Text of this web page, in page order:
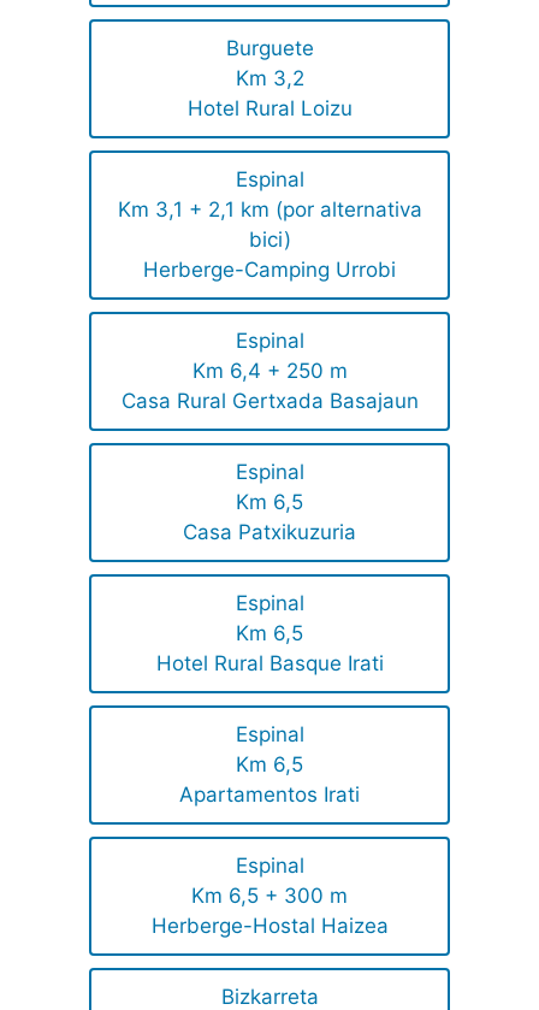
Burguete
Km 3,2
Hotel Rural Loizu
Espinal
Km 3,1 + 2,1 km (por alternativa
bici)
Herberge-Camping Urrobi
Espinal
Km 6,4 + 250 m
Casa Rural Gertxada Basajaun
Espinal
Km 6,5
Casa Patxikuzuria
Espinal
Km 6,5
Hotel Rural Basque Irati
Espinal
Km 6,5
Apartamentos Irati
Espinal
Km 6,5 + 300 m
Herberge-Hostal Haizea
Bizkarreta